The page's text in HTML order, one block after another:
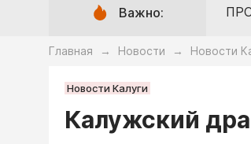
Важно:
Главная → Новости → Новости
Новости Калуги
Калужский